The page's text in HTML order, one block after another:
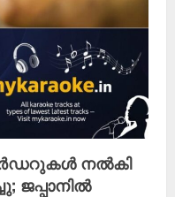
നൽകി
ജപ്പാനിൽ